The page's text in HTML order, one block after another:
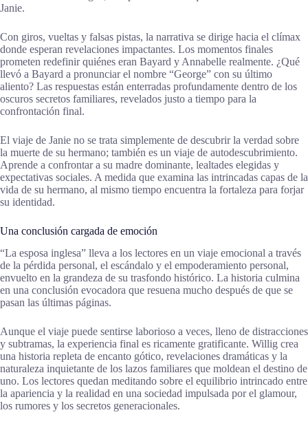
Janie.
Con giros, vueltas y falsas pistas, la narrativa se dirige hacia el clímax
donde esperan revelaciones impactantes. Los momentos finales
prometen redefinir quiénes eran Bayard y Annabelle realmente. ¿Qué
llevó a Bayard a pronunciar el nombre “George” con su último
aliento? Las respuestas están enterradas profundamente dentro de los
oscuros secretos familiares, revelados justo a tiempo para la
confrontación final.
El viaje de Janie no se trata simplemente de descubrir la verdad sobre
la muerte de su hermano; también es un viaje de autodescubrimiento.
Aprende a confrontar a su madre dominante, lealtades elegidas y
expectativas sociales. A medida que examina las intrincadas capas de la
vida de su hermano, al mismo tiempo encuentra la fortaleza para forjar
su identidad.
Una conclusión cargada de emoción
“La esposa inglesa” lleva a los lectores en un viaje emocional a través
de la pérdida personal, el escándalo y el empoderamiento personal,
envuelto en la grandeza de su trasfondo histórico. La historia culmina
en una conclusión evocadora que resuena mucho después de que se
pasan las últimas páginas.
Aunque el viaje puede sentirse laborioso a veces, lleno de distracciones
y subtramas, la experiencia final es ricamente gratificante. Willig crea
una historia repleta de encanto gótico, revelaciones dramáticas y la
naturaleza inquietante de los lazos familiares que moldean el destino de
uno. Los lectores quedan meditando sobre el equilibrio intrincado entre
la apariencia y la realidad en una sociedad impulsada por el glamour,
los rumores y los secretos generacionales.